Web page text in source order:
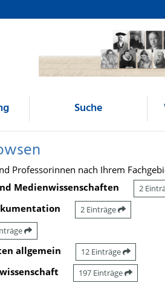
Suche
Professorinnen nach Ihrem
Medienwissenschaften
2
2 Einträge
allgemein 12 Einträge
197 Einträge